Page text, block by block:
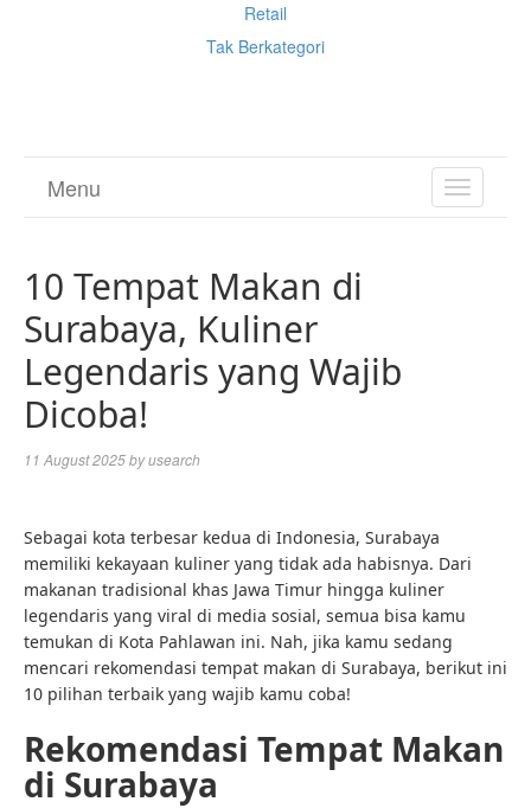
Retail
Tak Berkategori
TOGGLE
Menu
10 Tempat Makan di
Surabaya, Kuliner
Legendaris yang Wajib
Dicoba!
11 August 2025byusearch
Sebagai kota terbesar kedua di Indonesia, Surabaya
memiliki kekayaan kuliner yang tidak ada habisnya. Dari
makanan tradisional khas Jawa Timur hingga kuliner
legendaris yang viral di media sosial, semua bisa kamu
temukan di Kota Pahlawan ini. Nah, jika kamu sedang
mencari rekomendasi tempat makan di Surabaya, berikut ini
10 pilihan terbaik yang wajib kamu coba!
Rekomendasi Tempat Makan
di Surabaya